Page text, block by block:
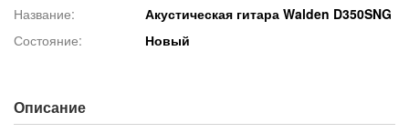
Название:
Акустическая гитара Walden D350SNG
Состояние:
Новый
Описание